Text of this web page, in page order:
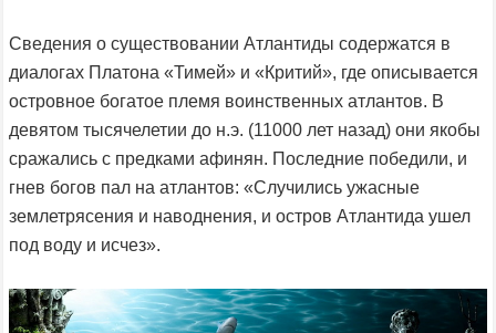
Сведения о существовании Атлантиды содержатся в
диалогах Платона «Тимей» и «Критий», где описывается
островное богатое племя воинственных атлантов. В
девятом тысячелетии до н.э. (11000 лет назад) они якобы
сражались с предками афинян. Последние победили, и
гнев богов пал на атлантов: «Случились ужасные
землетрясения и наводнения, и остров Атлантида ушел
под воду и исчез».